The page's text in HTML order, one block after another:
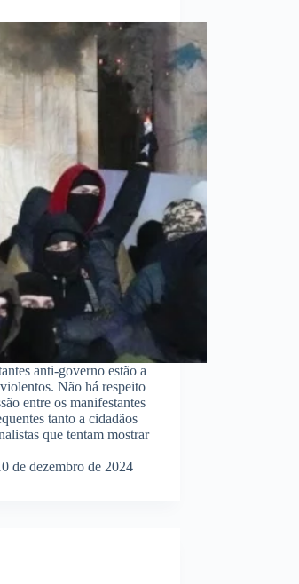
anti-governo estão a
Não há respeito
entre os manifestantes
tanto a cidadãos
que tentam mostrar
de dezembro de 2024